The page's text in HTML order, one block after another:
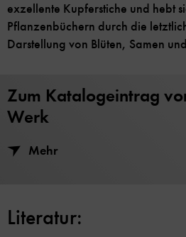
exzellente Kupferstiche und hebt
Pflanzenbüchern durch die
Darstellung von Blüten, Samen
Zum Katalogeintrag
Werk
Mehr
Literatur: